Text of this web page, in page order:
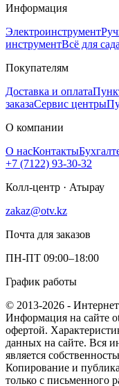
Информация
Электроинструмент
инструментВсё для
Покупателям
Доставка и оплата
заказаСервис центры
О компании
О насКонтакты
+7 (7122) 93-30-32
Колл-центр · Атырау
zakaz@otv.kz
Почта для заказов
ПН-ПТ 09:00–18:00
График работы
© 2013-2026 -
Информация на сайте
офертой.
данных на сайте. Вся
является
Копирование и
только с письменного